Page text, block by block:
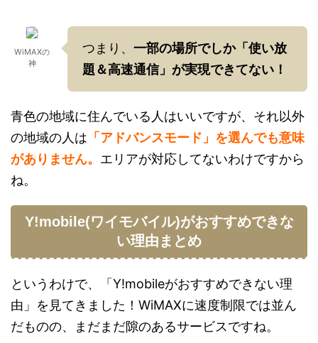
WiMAXの
神
つまり、 一部の場所でしか「使い放
題＆高速通信」が実現できてない！
青色の地域に住んでいる人はいいですが、それ以外
の地域の人は 「アドバンスモード」を選んでも意味
がありません。 エリアが対応してないわけですから
ね。
Y!mobile(ワイモバイル)がおすすめできな
い理由まとめ
というわけで、「Y!mobileがおすすめできない理
由」を見てきました！WiMAXに速度制限では並ん
だものの、まだまだ隙のあるサービスですね。